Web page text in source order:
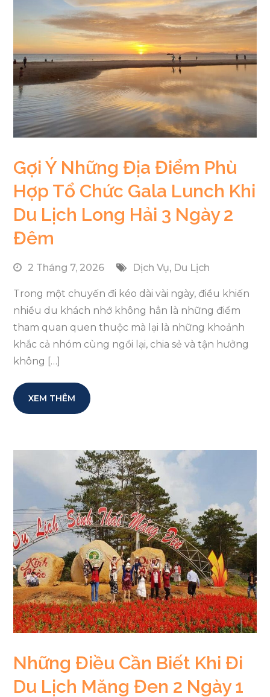
Gợi Ý Những Địa Điểm Phù
Hợp Tổ Chức Gala Lunch Khi
Du Lịch Long Hải 3 Ngày 2
Đêm
2 Tháng 7, 2026 Dịch Vụ, Du Lịch
Trong một chuyến đi kéo dài vài ngày, điều khiến
nhiều du khách nhớ không hẳn là những điểm
tham quan quen thuộc mà lại là những khoảnh
khắc cả nhóm cùng ngồi lại, chia sẻ và tận hưởng
không […]
XEM THÊM
Những Điều Cần Biết Khi Đi
Du Lịch Măng Đen 2 Ngày 1